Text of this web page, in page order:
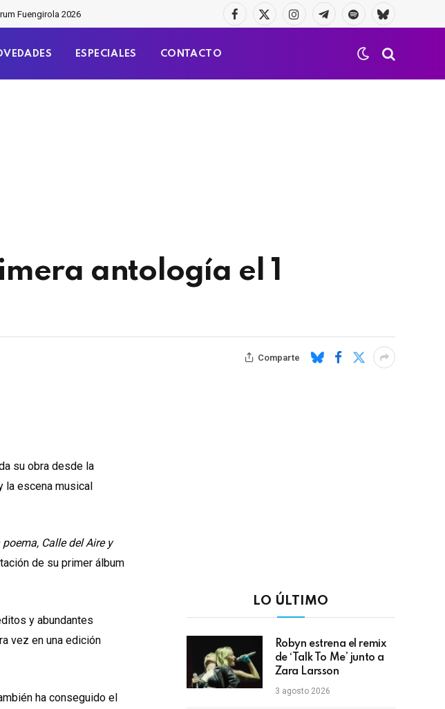
Fuengirola 2026
Facebook
X
InstagramTelegramaSpotifyBluesky
ESPECIALES CONTACTO
antología el 1
Comparte
su obra desde la
la escena musical
Calle del Aire y
de su primer álbum
y abundantes
vez en una edición
ha conseguido el
LO ÚLTIMO
Robyn estrena el remix
de ‘Talk To Me’ junto a
Zara Larsson
3 agosto 2026